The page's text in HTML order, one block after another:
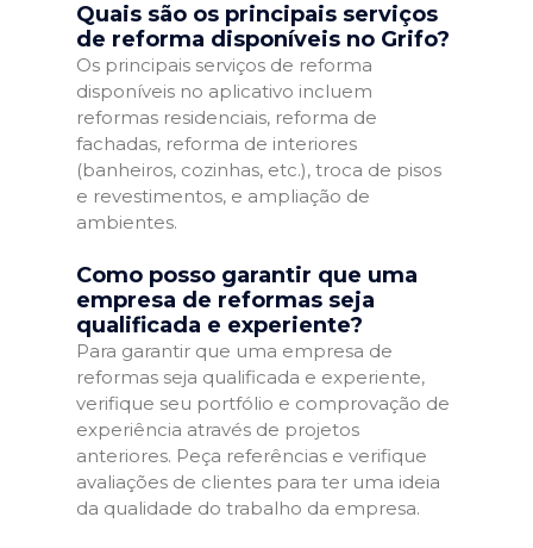
Quais são os principais serviços
de reforma disponíveis no Grifo?
Os principais serviços de reforma
disponíveis no aplicativo incluem
reformas residenciais, reforma de
fachadas, reforma de interiores
(banheiros, cozinhas, etc.), troca de pisos
e revestimentos, e ampliação de
ambientes.
Como posso garantir que uma
empresa de reformas seja
qualificada e experiente?
Para garantir que uma empresa de
reformas seja qualificada e experiente,
verifique seu portfólio e comprovação de
experiência através de projetos
anteriores. Peça referências e verifique
avaliações de clientes para ter uma ideia
da qualidade do trabalho da empresa.